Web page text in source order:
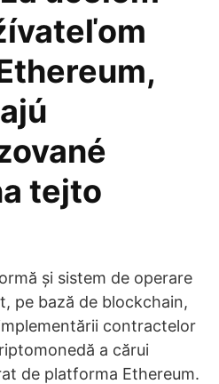
tejto
și sistem de operare
pe bază de blockchain,
contractelor
a cărui
de platforma Ethereum.